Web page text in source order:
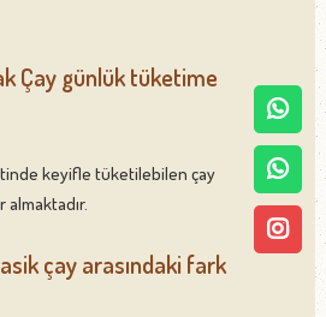
Çay günlük tüketime
keyifle tüketilebilen çay
almaktadır.
çay arasındaki fark